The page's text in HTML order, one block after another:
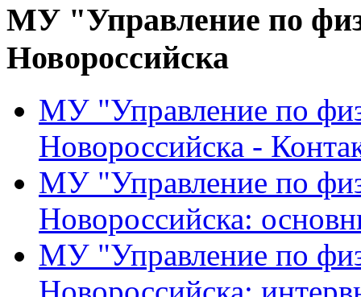
МУ "Управление по
Новороссийска
МУ "Управление по
Новороссийска -
МУ "Управление по
Новороссийска:
МУ "Управление по